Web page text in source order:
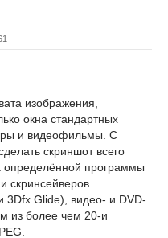
изображения,
окна стандартных
и видеофильмы. С
скриншот всего
определённой программы
скринсейверов
Glide), видео- и DVD-
из более чем 20-и